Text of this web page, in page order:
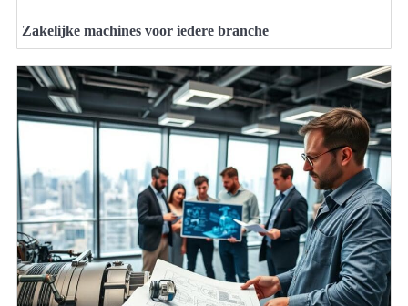
Zakelijke machines voor iedere branche